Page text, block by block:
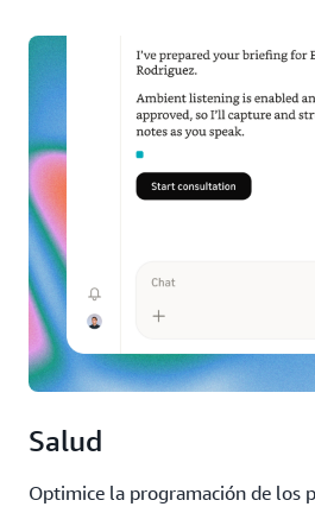
Salud
Optimice la programación de los